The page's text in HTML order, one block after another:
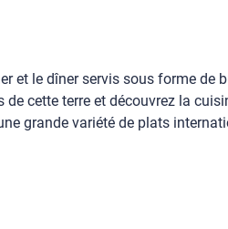
et le dîner servis sous forme de
cette terre et découvrez la
grande variété de plats